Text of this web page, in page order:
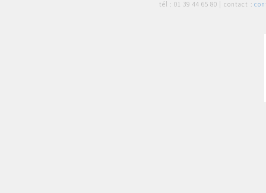
tél : 01 39 44 65 80 | contact :